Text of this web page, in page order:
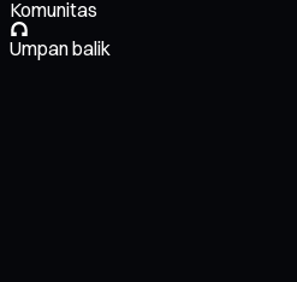
Komunitas
Umpan balik